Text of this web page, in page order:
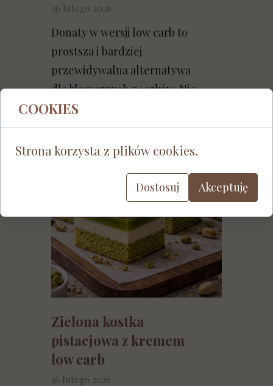
26 lutego 2026
Donaty w wersji low carb to
prostsza i bardziej
przewidywalna alternatywa
dla klasycznych pączków. Nie
wymagają...
Zielona kostka
pistacjowa z kremem
low carb
16 lutego 2026
COOKIES
Strona korzysta z plików cookies.
Dostosuj Akceptuję